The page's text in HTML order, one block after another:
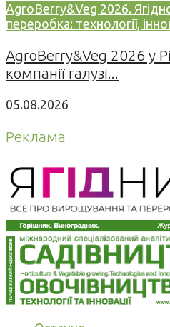
AgroBerry&Veg 2026.
переробка: технології,
AgroBerry&Veg 2026 у
компанії галузі...
05.08.2026
Реклама